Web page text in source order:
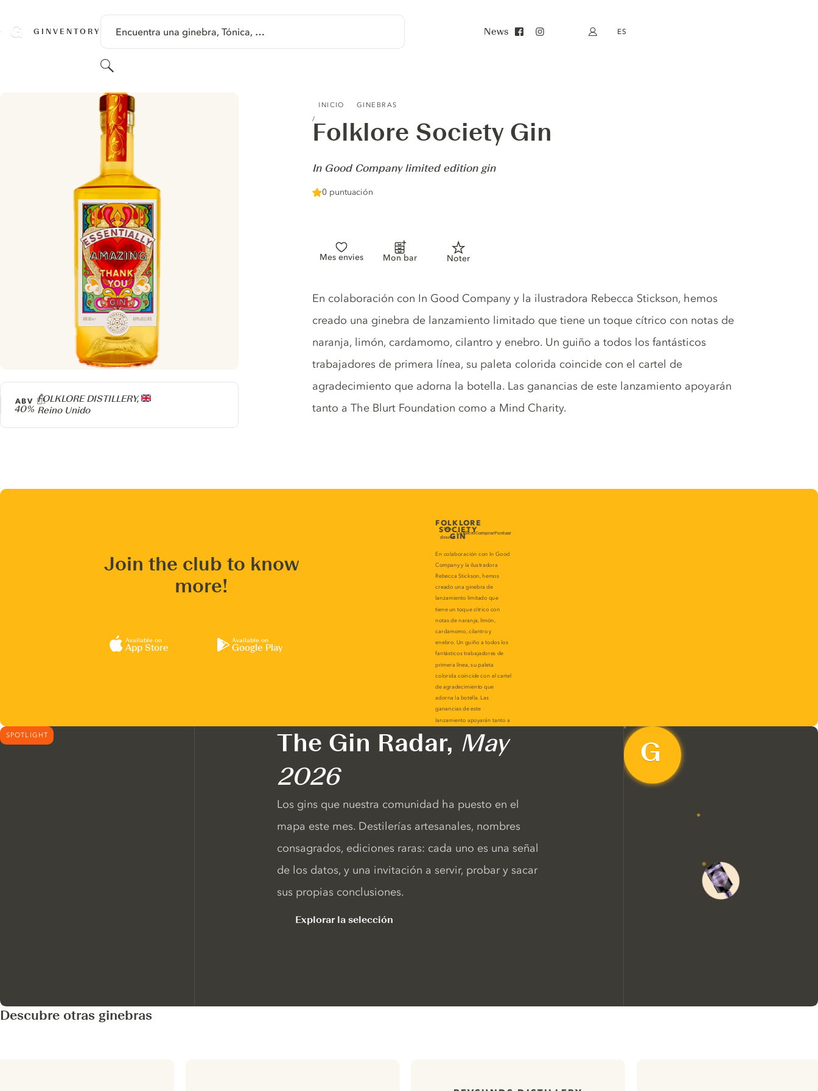
GINVENTORY Encuentra una ginebra, Tónica, …
Buscar
News Mi cuenta
ES
INICIO GINEBRAS
Folklore Society Gin
-
In Good Company limited edition gin
0 puntuación
Mes envies Mon bar Noter
Producer
FOLKLORE DISTILLERY,
Reino Unido
ABV
40%
Gin description
En colaboración con In Good Company y la ilustradora Rebecca Stickson, hemos
creado una ginebra de lanzamiento limitado que tiene un toque cítrico con notas de
naranja, limón, cardamomo, cilantro y enebro. Un guiño a todos los fantásticos
trabajadores de primera línea, su paleta colorida coincide con el cartel de
agradecimiento que adorna la botella. Las ganancias de este lanzamiento apoyarán
tanto a The Blurt Foundation como a Mind Charity.
Join the club to know
more!
Available on
App Store
Available on
Google Play
SPOTLIGHT The Gin Radar, May
2026
Los gins que nuestra comunidad ha puesto en el
mapa este mes. Destilerías artesanales, nombres
consagrados, ediciones raras: cada uno es una señal
de los datos, y una invitación a servir, probar y sacar
sus propias conclusiones.
Explorar la selección
Descubre otras ginebras